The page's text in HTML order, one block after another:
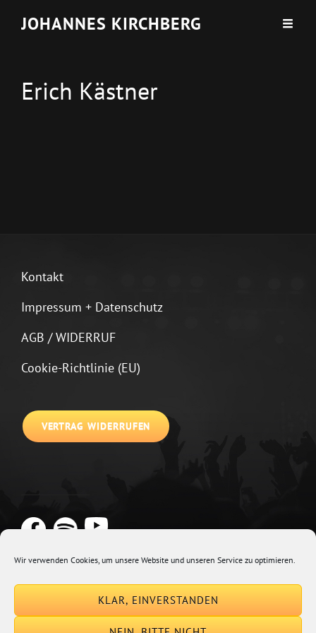
Wir verwenden Cookies, um unsere Website und unseren Service zu optimieren.
KLAR, EINVERSTANDEN
JOHANNES KIRCHBERG
Erich Kästner
Kontakt
Impressum + Datenschutz
AGB / WIDERRUF
Cookie-Richtlinie (EU)
VERTRAG WIDERRUFEN
Euphony By Catch Themes